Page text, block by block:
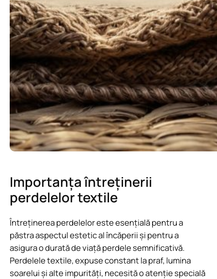
Importanța întreținerii
perdelelor textile
Întreținerea perdelelor este esențială pentru a
păstra aspectul estetic al încăperii și pentru a
asigura o durată de viață perdele semnificativă.
Perdelele textile, expuse constant la praf, lumina
soarelui și alte impurități, necesită o atenție specială